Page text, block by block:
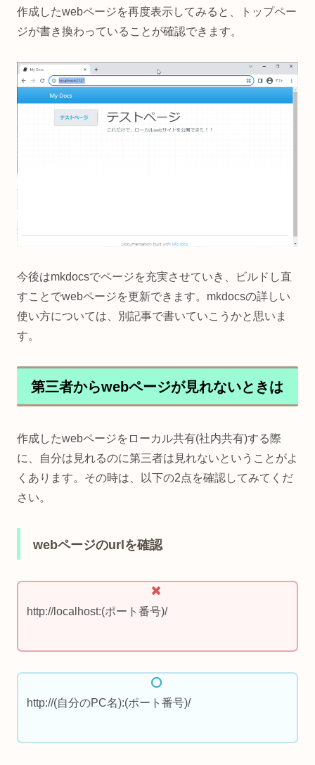
作成したwebページを再度表示してみると、トップペー
ジが書き換わっていることが確認できます。
今後はmkdocsでページを充実させていき、ビルドし直
すことでwebページを更新できます。mkdocsの詳しい
使い方については、別記事で書いていこうかと思いま
す。
第三者からwebページが見れないときは
作成したwebページをローカル共有(社内共有)する際
に、自分は見れるのに第三者は見れないということがよ
くあります。その時は、以下の2点を確認してみてくだ
さい。
webページのurlを確認
http://localhost:(ポート番号)/
http://(自分のPC名):(ポート番号)/